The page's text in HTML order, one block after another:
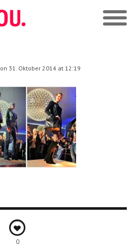
on 31. Oktober 2014 at 12:19
0